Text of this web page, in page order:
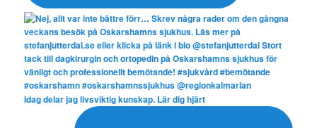
Idag delar jag livsviktig kunskap. Lär dig hjärt